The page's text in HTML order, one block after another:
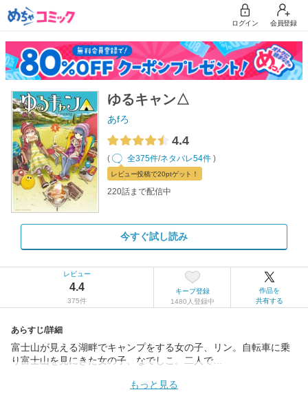
ログイン 会員登録
ゆるキャン△
あfろ
4.4
( 全375件/ネタバレ54件 )
レビュー投稿で20ptゲット！
220話まで配信中
今すぐ試し読み
レビュー
4.4
375件
キープ登録
1480人登録中
作品を
共有する
あらすじ/詳細
富士山が見える湖畔でキャンプをする女の子、リン。自転車に乗
り富士山を見にきた女の子、なでしこ。二人で…
もっと見る